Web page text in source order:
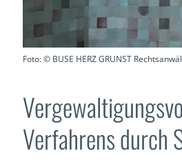
Foto: © BUSE HERZ GRUNST
Verfahrens durch